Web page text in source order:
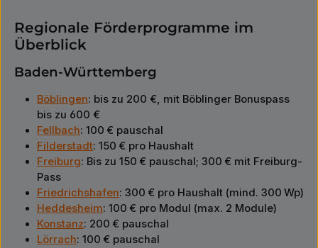
Regionale Förderprogramme im
Überblick
Baden-Württemberg
Böblingen: bis zu 200 €, mit Böblinger Bonuspass
bis zu 600 €
Fellbach: 100 € pauschal
Filderstadt: 150 € pro Haushalt
Freiburg: Bis zu 150 € pauschal; 300 € mit Freiburg-
Pass
Friedrichshafen: 300 € pro Haushalt (mind. 300 Wp)
Heddesheim: 100 € pro Modul (max. 2 Module)
Konstanz: 200 € pauschal
Lörrach: 100 € pauschal